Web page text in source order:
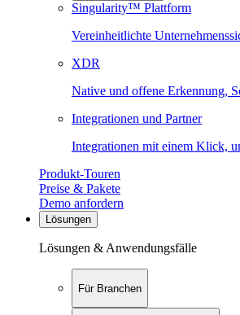
Singularity™ Plattform
Vereinheitlichte
XDR
Native und offene Erkennung,
Integrationen und Partner
Integrationen mit einem Klick,
Produkt-Touren
Preise & Pakete
Demo anfordern
Lösungen
Lösungen & Anwendungsfälle
Für Branchen